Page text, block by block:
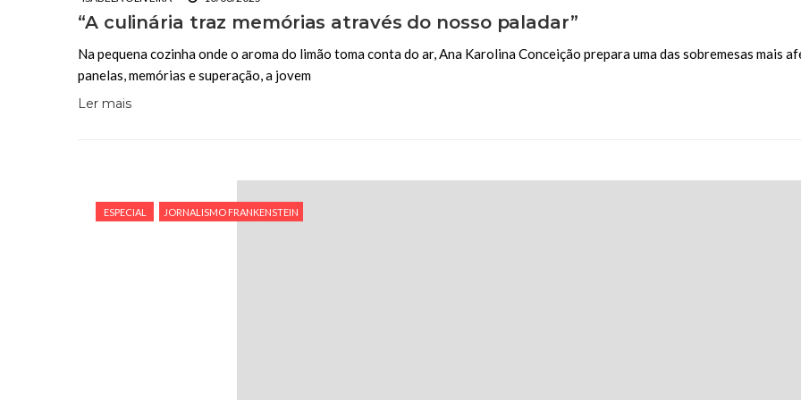
“A culinária traz memórias através do nosso paladar”
Na pequena cozinha onde o aroma do limão toma conta do ar, Ana Karolina Conceição prepara uma das sobremesas mais
panelas, memórias e superação, a jovem
Ler mais
ESPECIAL JORNALISMO FRANKENSTEIN